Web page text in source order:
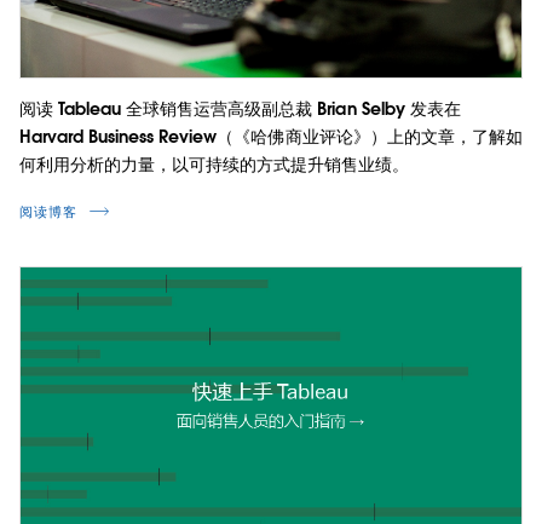
阅读 Tableau 全球销售运营高级副总裁 Brian Selby 发表在
Harvard Business Review（《哈佛商业评论》）上的文章，了解如
何利用分析的力量，以可持续的方式提升销售业绩。
阅读博客